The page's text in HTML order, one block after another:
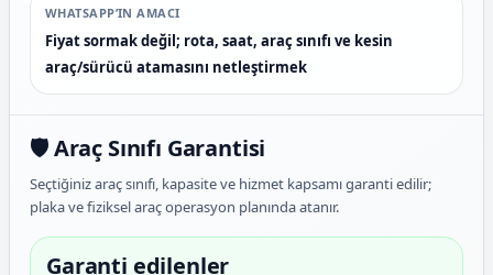
WHATSAPP’IN AMACI
Fiyat sormak değil; rota, saat, araç sınıfı ve kesin
araç/sürücü atamasını netleştirmek
🛡️ Araç Sınıfı Garantisi
Seçtiğiniz araç sınıfı, kapasite ve hizmet kapsamı garanti edilir;
plaka ve fiziksel araç operasyon planında atanır.
Garanti edilenler